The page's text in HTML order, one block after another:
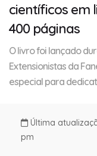
científicos em
400 páginas
O livro foi lançado
Extensionistas da
especial para
Última
pm